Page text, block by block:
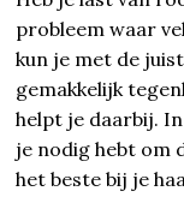
probleem waar
kun je met de
gemakkelijk
helpt je daarbij.
je nodig hebt om
het beste bij je